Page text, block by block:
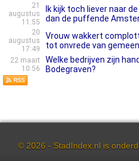
21
augustus
11:55
Ik kijk toch liever naar
dan de puffende
20
augustus
17:49
Vrouw wakkert
tot onvrede van
22 maart
10:56
Welke bedrijven zijn
Bodegraven?
© 2026 - StadIndex.nl is